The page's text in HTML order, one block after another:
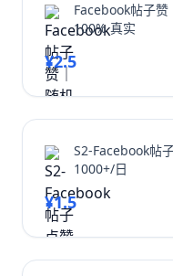
Facebook帖子
100% 真实
¥2.5
S2-Facebook帖
1000+/日
¥1.5